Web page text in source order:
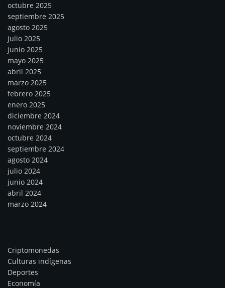
octubre 2025
septiembre 2025
agosto 2025
julio 2025
junio 2025
mayo 2025
abril 2025
marzo 2025
febrero 2025
enero 2025
diciembre 2024
noviembre 2024
octubre 2024
septiembre 2024
agosto 2024
julio 2024
junio 2024
abril 2024
marzo 2024
Criptomonedas
Culturas indígenas
Deportes
Economía